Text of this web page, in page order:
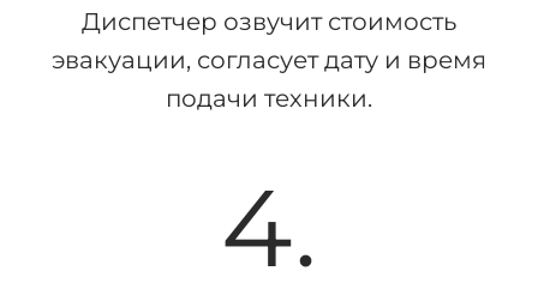
Диспетчер озвучит стоимость
эвакуации, согласует дату и время
подачи техники.
4.